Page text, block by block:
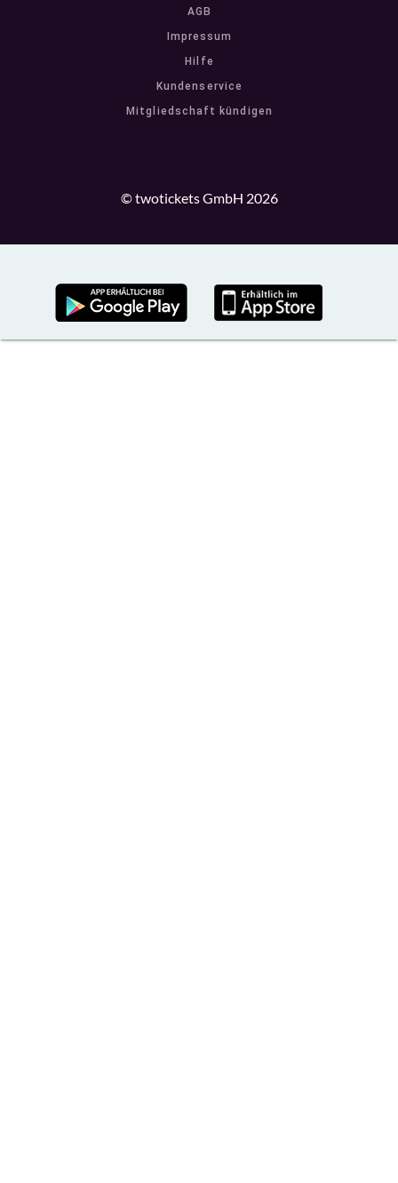
AGB
Impressum
Hilfe
Kundenservice
Mitgliedschaft kündigen
© twotickets GmbH 2026